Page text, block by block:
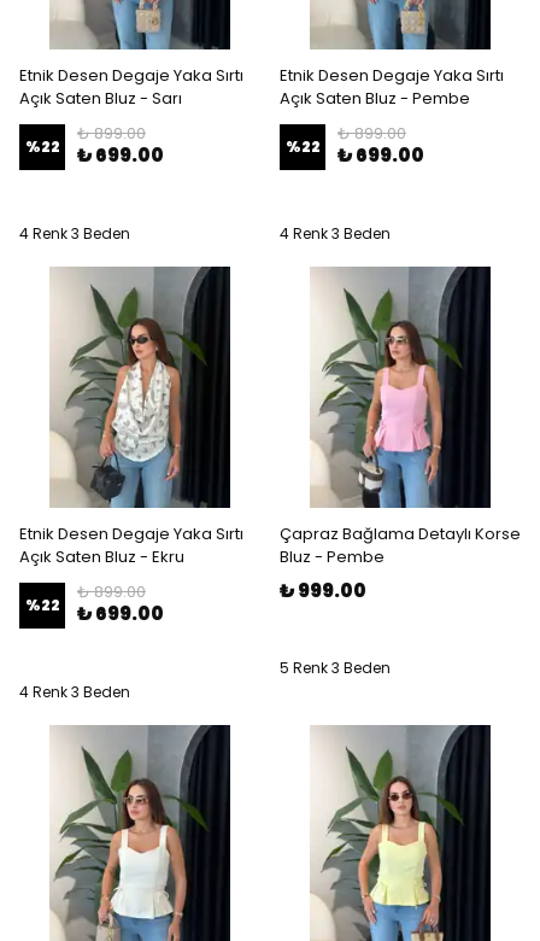
Etnik Desen Degaje Yaka Sırtı
Açık Saten Bluz - Sarı
%22
₺ 899.00
₺ 699.00
4 Renk 3 Beden
Etnik Desen Degaje Yaka Sırtı
Açık Saten Bluz - Pembe
%22
₺ 899.00
₺ 699.00
4 Renk 3 Beden
Etnik Desen Degaje Yaka Sırtı
Açık Saten Bluz - Ekru
%22
₺ 899.00
₺ 699.00
4 Renk 3 Beden
Çapraz Bağlama Detaylı Korse
Bluz - Pembe
₺ 999.00
5 Renk 3 Beden